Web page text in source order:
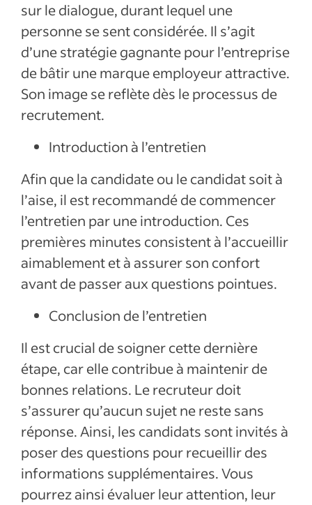
sur le dialogue, durant lequel une
personne se sent considérée. Il s’agit
d’une stratégie gagnante pour l’entreprise
de bâtir une marque employeur attractive.
Son image se reflète dès le processus de
recrutement.
Introduction à l’entretien
Afin que la candidate ou le candidat soit à
l’aise, il est recommandé de commencer
l’entretien par une introduction. Ces
premières minutes consistent à l’accueillir
aimablement et à assurer son confort
avant de passer aux questions pointues.
Conclusion de l’entretien
Il est crucial de soigner cette dernière
étape, car elle contribue à maintenir de
bonnes relations. Le recruteur doit
s’assurer qu’aucun sujet ne reste sans
réponse. Ainsi, les candidats sont invités à
poser des questions pour recueillir des
informations supplémentaires. Vous
pourrez ainsi évaluer leur attention, leur